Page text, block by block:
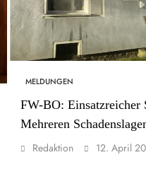
MELDUNGEN
FW-BO: Einsatzreicher
Mehreren
Redaktion
12. April